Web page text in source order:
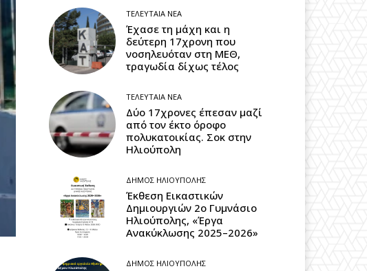
ΤΕΛΕΥΤΑΊΑ ΝΈΑ
Έχασε τη μάχη και η
δεύτερη 17χρονη που
νοσηλευόταν στη ΜΕΘ,
τραγωδία δίχως τέλος
ΤΕΛΕΥΤΑΊΑ ΝΈΑ
Δύο 17χρονες έπεσαν μαζί
από τον έκτο όροφο
πολυκατοικίας. Σοκ στην
Ηλιούπολη
ΔΉΜΟΣ ΗΛΙΟΎΠΟΛΗΣ
Έκθεση Εικαστικών
Δημιουργιών 2ο Γυμνάσιο
Ηλιούπολης, «Έργα
Ανακύκλωσης 2025–2026»
ΔΉΜΟΣ ΗΛΙΟΎΠΟΛΗΣ